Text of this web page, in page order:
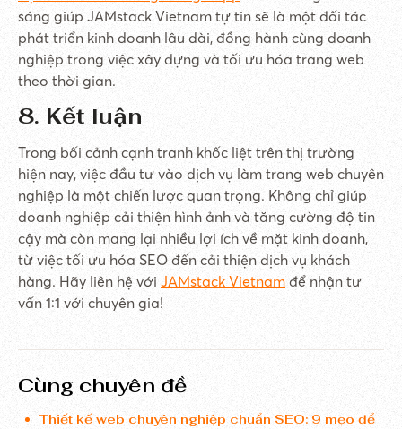
sáng giúp JAMstack Vietnam tự tin sẽ là một đối tác
phát triển kinh doanh lâu dài, đồng hành cùng doanh
nghiệp trong việc xây dựng và tối ưu hóa trang web
theo thời gian.
8. Kết luận
Trong bối cảnh cạnh tranh khốc liệt trên thị trường
hiện nay, việc đầu tư vào dịch vụ làm trang web chuyên
nghiệp là một chiến lược quan trọng. Không chỉ giúp
doanh nghiệp cải thiện hình ảnh và tăng cường độ tin
cậy mà còn mang lại nhiều lợi ích về mặt kinh doanh,
từ việc tối ưu hóa SEO đến cải thiện dịch vụ khách
hàng. Hãy liên hệ với JAMstack Vietnam để nhận tư
vấn 1:1 với chuyên gia!
Cùng chuyên đề
Thiết kế web chuyên nghiệp chuẩn SEO: 9 mẹo để